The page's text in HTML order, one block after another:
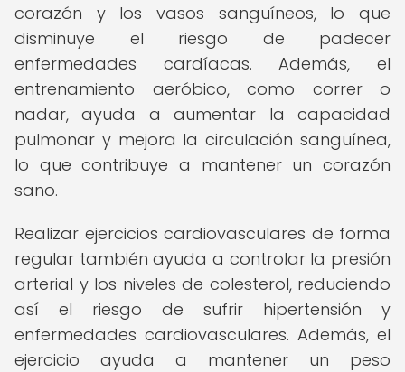
corazón y los vasos sanguíneos, lo que
disminuye el riesgo de padecer
enfermedades cardíacas. Además, el
entrenamiento aeróbico, como correr o
nadar, ayuda a aumentar la capacidad
pulmonar y mejora la circulación sanguínea,
lo que contribuye a mantener un corazón
sano.
Realizar ejercicios cardiovasculares de forma
regular también ayuda a controlar la presión
arterial y los niveles de colesterol, reduciendo
así el riesgo de sufrir hipertensión y
enfermedades cardiovasculares. Además, el
ejercicio ayuda a mantener un peso